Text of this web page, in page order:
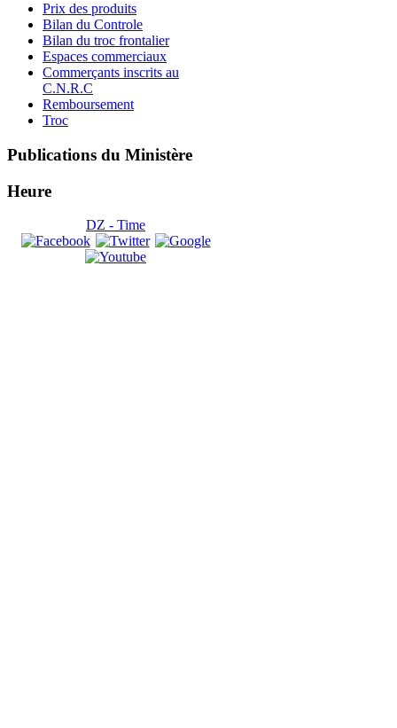
Prix des produits
Bilan du Controle
Bilan du troc frontalier
Espaces commerciaux
Commerçants inscrits au
C.N.R.C
Remboursement
Troc
Publications du Ministère
Heure
DZ - Time